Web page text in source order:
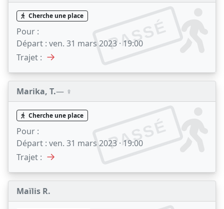
PASSÉ
Cherche une place
Pour :
Départ : ven. 31 mars 2023 · 19:00
Trajet : →
Marika, T.— ♀️
PASSÉ
Cherche une place
Pour :
Départ : ven. 31 mars 2023 · 19:00
Trajet : →
Maïlis R.